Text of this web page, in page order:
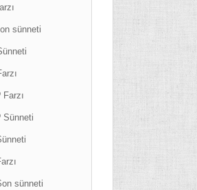
sünneti
Farzı
Sünneti
sünneti